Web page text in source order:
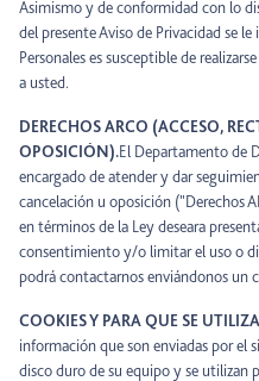
Asimismo y de conformidad con lo
del presente Aviso de Privacidad se
Personales es susceptible de
a usted.
DERECHOS ARCO (ACCESO,
OPOSICIÓN).El Departamento de
encargado de atender y dar
cancelación u oposición ("Derechos
en términos de la Ley deseara
consentimiento y/o limitar el uso o
podrá contactarnos enviándonos un
COOKIES Y PARA QUE SE
información que son enviadas por el
disco duro de su equipo y se utilizan